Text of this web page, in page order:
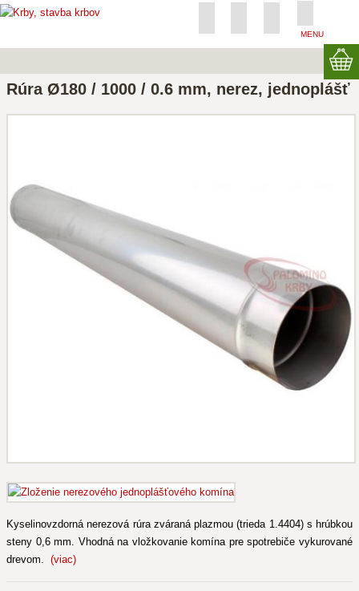
MENU
Rúra Ø180 / 1000 / 0.6 mm, nerez, jednoplášť
Kyselinovzdorná nerezová rúra zváraná plazmou (trieda 1.4404) s hrúbkou
steny 0,6 mm. Vhodná na vložkovanie komína pre spotrebiče vykurované
drevom. (viac)